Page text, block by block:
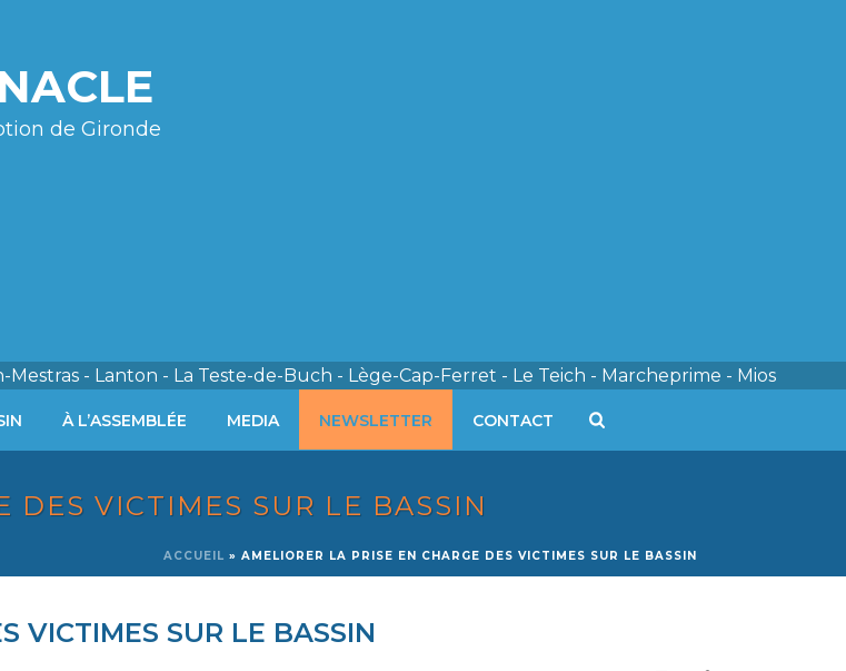
de Gironde
- Lanton - La Teste-de-Buch - Lège-Cap-Ferret - Le Teich - Marcheprime - Mios
À L’ASSEMBLÉE MEDIA NEWSLETTER CONTACT
DES VICTIMES SUR LE BASSIN
ACCUEIL » AMELIORER LA PRISE EN CHARGE DES VICTIMES SUR LE BASSIN
VICTIMES SUR LE BASSIN